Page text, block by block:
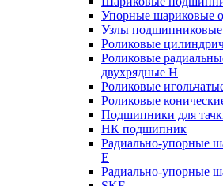
Упорные шариковые
Узлы подшипниковые
Роликовые
Роликовые
двухрядные H
Роликовые
Роликовые
Подшипники для
НК подшипник
Радиально-упорные
Е
Радиально-упорные